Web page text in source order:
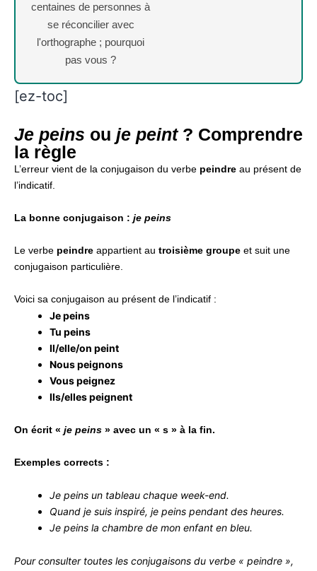
centaines de personnes à
se réconcilier avec
l'orthographe ; pourquoi
pas vous ?
[ez-toc]
Je peins ou je peint ? Comprendre
la règle
L’erreur vient de la conjugaison du verbe peindre au présent de
l’indicatif.
La bonne conjugaison : je peins
Le verbe peindre appartient au troisième groupe et suit une
conjugaison particulière.
Voici sa conjugaison au présent de l’indicatif :
Je peins
Tu peins
Il/elle/on peint
Nous peignons
Vous peignez
Ils/elles peignent
On écrit « je peins » avec un « s » à la fin.
Exemples corrects :
Je peins un tableau chaque week-end.
Quand je suis inspiré, je peins pendant des heures.
Je peins la chambre de mon enfant en bleu.
Pour consulter toutes les conjugaisons du verbe « peindre »,